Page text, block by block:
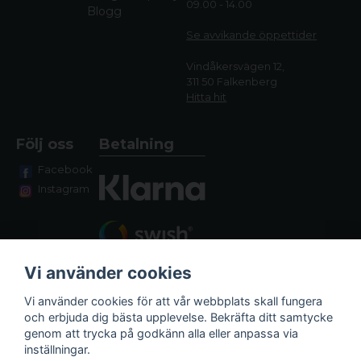
Blogg
09.00 - 14.00
Se avvikande öppettider
Vindåkersvägen 12,
311 50 Falkenberg
Hitta hit
Följ oss
Facebook
Instagram
Betalning
Fraktalternativ
Vi använder cookies
Vi använder cookies för att vår webbplats skall fungera
och erbjuda dig bästa upplevelse. Bekräfta ditt samtycke
genom att trycka på godkänn alla eller anpassa via
inställningar.